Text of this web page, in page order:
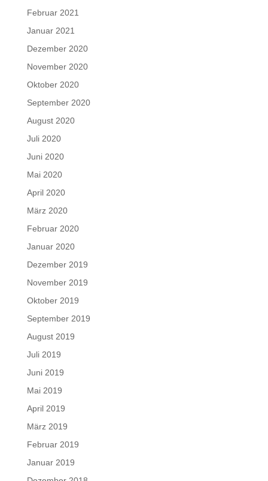
Februar 2021
Januar 2021
Dezember 2020
November 2020
Oktober 2020
September 2020
August 2020
Juli 2020
Juni 2020
Mai 2020
April 2020
März 2020
Februar 2020
Januar 2020
Dezember 2019
November 2019
Oktober 2019
September 2019
August 2019
Juli 2019
Juni 2019
Mai 2019
April 2019
März 2019
Februar 2019
Januar 2019